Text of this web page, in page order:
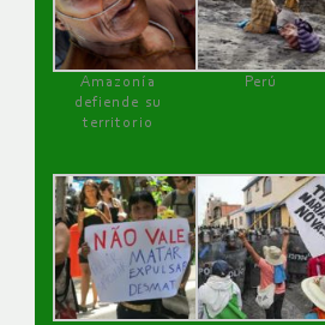
Amazonía
defiende su
territorio
Perú